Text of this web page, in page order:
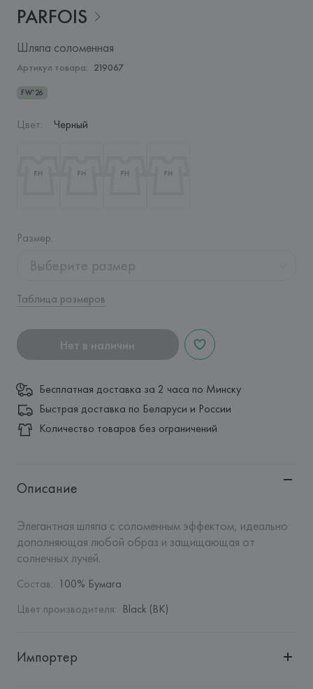
PARFOIS
Шляпа соломенная
Артикул товара: 219067
FW'26
Цвет: Черный
Размер:
Выберите размер
Таблица размеров
Нет в наличии
Бесплатная доставка за 2 часа по Минску
Быстрая доставка по Беларуси и России
Количество товаров без ограничений
Описание
Элегантная шляпа с соломенным эффектом, идеально
дополняющая любой образ и защищающая от
солнечных лучей.
Состав: 100% Бумага
Цвет производителя: Black (BK)
Импортер